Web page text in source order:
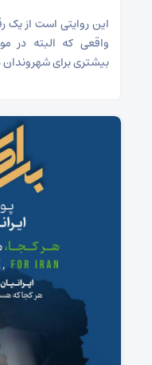
این روایتی است از
واقعی که البته در
بیشتری برای